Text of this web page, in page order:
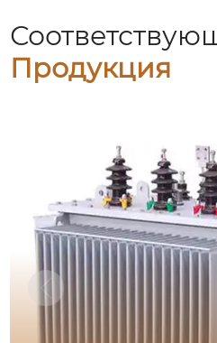
Продукция